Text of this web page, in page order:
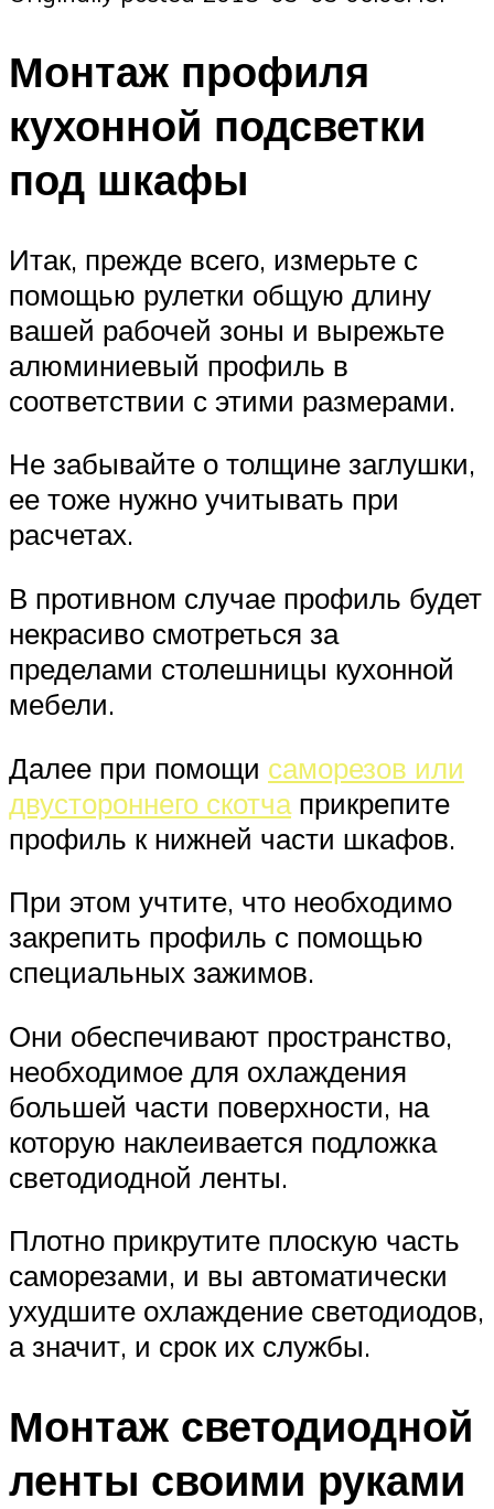
Монтаж профиля
кухонной подсветки
под шкафы
Итак, прежде всего, измерьте с
помощью рулетки общую длину
вашей рабочей зоны и вырежьте
алюминиевый профиль в
соответствии с этими размерами.
Не забывайте о толщине заглушки,
ее тоже нужно учитывать при
расчетах.
В противном случае профиль будет
некрасиво смотреться за
пределами столешницы кухонной
мебели.
Далее при помощи саморезов или
двустороннего скотчаприкрепите
профиль к нижней части шкафов.
При этом учтите, что необходимо
закрепить профиль с помощью
специальных зажимов.
Они обеспечивают пространство,
необходимое для охлаждения
большей части поверхности, на
которую наклеивается подложка
светодиодной ленты.
Плотно прикрутите плоскую часть
саморезами, и вы автоматически
ухудшите охлаждение светодиодов,
а значит, и срок их службы.
Монтаж светодиодной
ленты своими руками